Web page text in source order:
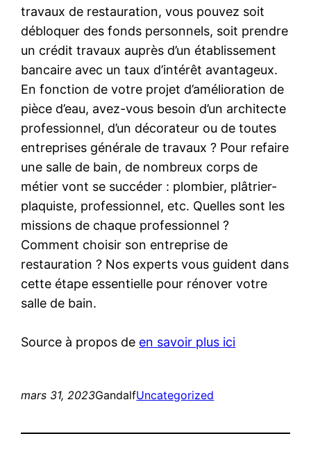
travaux de restauration, vous pouvez soit
débloquer des fonds personnels, soit prendre
un crédit travaux auprès d’un établissement
bancaire avec un taux d’intérêt avantageux.
En fonction de votre projet d’amélioration de
pièce d’eau, avez-vous besoin d’un architecte
professionnel, d’un décorateur ou de toutes
entreprises générale de travaux ? Pour refaire
une salle de bain, de nombreux corps de
métier vont se succéder : plombier, plâtrier-
plaquiste, professionnel, etc. Quelles sont les
missions de chaque professionnel ?
Comment choisir son entreprise de
restauration ? Nos experts vous guident dans
cette étape essentielle pour rénover votre
salle de bain.
Source à propos de en savoir plus ici
mars 31, 2023GandalfUncategorized